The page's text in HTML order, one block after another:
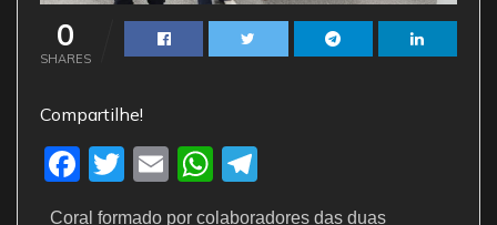
0
SHARES
Compartilhe!
F
a
T
w
E
W
h
el
_Coral formado por colaboradores das duas